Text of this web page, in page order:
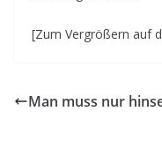
[Zum Vergrößern auf
Man muss nur